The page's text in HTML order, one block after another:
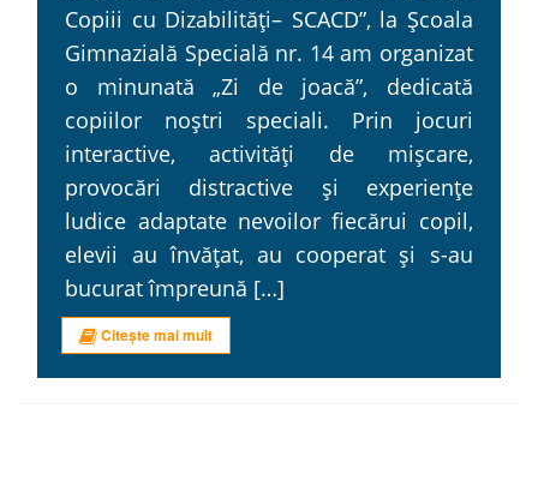
Copiii cu Dizabilități– SCACD”, la Școala
Gimnazială Specială nr. 14 am organizat
o minunată „Zi de joacă”, dedicată
copiilor noștri speciali. Prin jocuri
interactive, activități de mișcare,
provocări distractive și experiențe
ludice adaptate nevoilor fiecărui copil,
elevii au învățat, au cooperat și s-au
bucurat împreună […]
Citește mai mult